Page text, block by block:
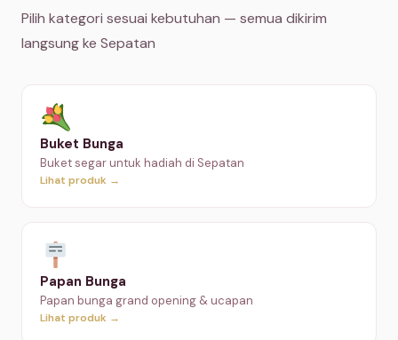
Pilih kategori sesuai kebutuhan — semua dikirim
langsung ke Sepatan
Buket Bunga
Buket segar untuk hadiah di Sepatan
Lihat produk →
Papan Bunga
Papan bunga grand opening & ucapan
Lihat produk →